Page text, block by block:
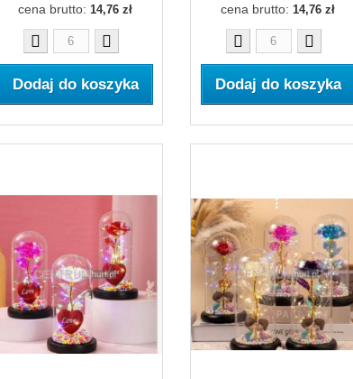
cena brutto: 14,76 zł
Dodaj do koszyka
cena brutto: 14,76 zł
Dodaj do koszyka